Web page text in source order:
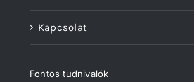
Kapcsolat
Fontos tudnivalók